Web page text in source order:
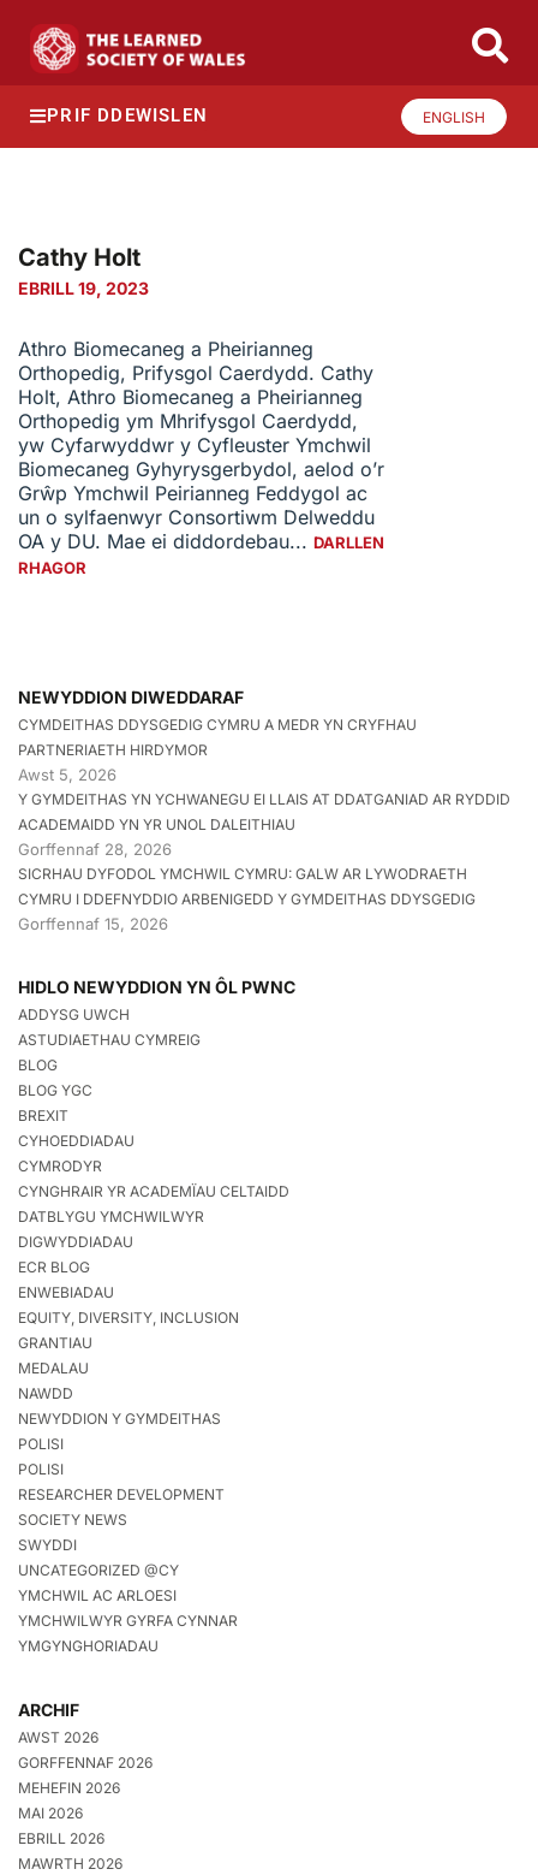
PRIF DDEWISLEN ENGLISH
Cathy Holt
EBRILL 19, 2023
Athro Biomecaneg a Pheirianneg
Orthopedig, Prifysgol Caerdydd. Cathy
Holt, Athro Biomecaneg a Pheirianneg
Orthopedig ym Mhrifysgol Caerdydd,
yw Cyfarwyddwr y Cyfleuster Ymchwil
Biomecaneg Gyhyrysgerbydol, aelod o’r
Grŵp Ymchwil Peirianneg Feddygol ac
un o sylfaenwyr Consortiwm Delweddu
OA y DU. Mae ei diddordebau... DARLLEN
RHAGOR
NEWYDDION DIWEDDARAF
CYMDEITHAS DDYSGEDIG CYMRU A MEDR YN CRYFHAU
PARTNERIAETH HIRDYMOR
Awst 5, 2026
Y GYMDEITHAS YN YCHWANEGU EI LLAIS AT DDATGANIAD AR RYDDID
ACADEMAIDD YN YR UNOL DALEITHIAU
Gorffennaf 28, 2026
SICRHAU DYFODOL YMCHWIL CYMRU: GALW AR LYWODRAETH
CYMRU I DDEFNYDDIO ARBENIGEDD Y GYMDEITHAS DDYSGEDIG
Gorffennaf 15, 2026
HIDLO NEWYDDION YN ÔL PWNC
ADDYSG UWCH
ASTUDIAETHAU CYMREIG
BLOG
BLOG YGC
BREXIT
CYHOEDDIADAU
CYMRODYR
CYNGHRAIR YR ACADEMÏAU CELTAIDD
DATBLYGU YMCHWILWYR
DIGWYDDIADAU
ECR BLOG
ENWEBIADAU
EQUITY, DIVERSITY, INCLUSION
GRANTIAU
MEDALAU
NAWDD
NEWYDDION Y GYMDEITHAS
POLISI
POLISI
RESEARCHER DEVELOPMENT
SOCIETY NEWS
SWYDDI
UNCATEGORIZED @CY
YMCHWIL AC ARLOESI
YMCHWILWYR GYRFA CYNNAR
YMGYNGHORIADAU
ARCHIF
AWST 2026
GORFFENNAF 2026
MEHEFIN 2026
MAI 2026
EBRILL 2026
MAWRTH 2026